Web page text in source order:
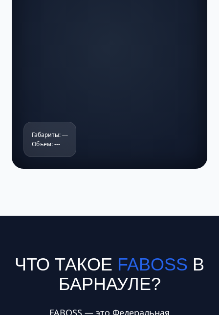
Габариты: ---
Объем: ---
ЧТО ТАКОЕ FABOSS В
БАРНАУЛЕ?
FABOSS — это Федеральная